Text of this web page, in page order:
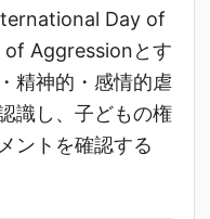
Day of
Aggressionとす
精神的・感情的虐
識し、子どもの権
ントを確認する